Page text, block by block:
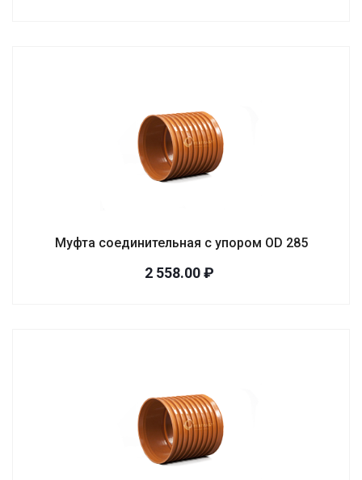
Муфта соединительная с упором OD 285
2 558.00 ₽